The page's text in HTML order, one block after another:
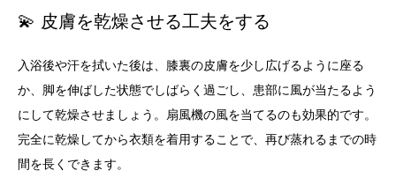
💫 皮膚を乾燥させる工夫をする
入浴後や汗を拭いた後は、膝裏の皮膚を少し広げるように座る
か、脚を伸ばした状態でしばらく過ごし、患部に風が当たるよう
にして乾燥させましょう。扇風機の風を当てるのも効果的です。
完全に乾燥してから衣類を着用することで、再び蒸れるまでの時
間を長くできます。